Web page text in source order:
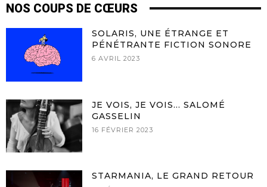
NOS COUPS DE CŒURS
SOLARIS, UNE ÉTRANGE ET
PÉNÉTRANTE FICTION SONORE
6 AVRIL 2023
JE VOIS, JE VOIS… SALOMÉ
GASSELIN
16 FÉVRIER 2023
STARMANIA, LE GRAND RETOUR